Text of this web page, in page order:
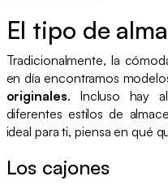
El tipo de
Tradicionalmente, la
en día encontramos
originales. Incluso hay
diferentes estilos de
ideal para ti, piensa en qué
Los cajones